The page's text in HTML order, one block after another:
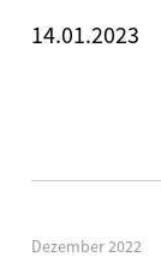
14.01.2023
Dezember 2022